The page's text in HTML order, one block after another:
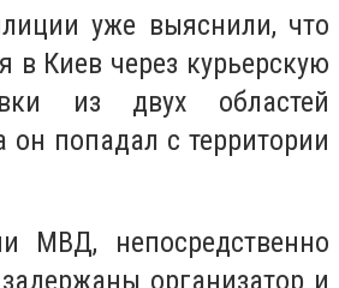
уже выяснили, что
в Киев через курьерскую
из двух областей
он попадал с территории
МВД, непосредственно
организатор и